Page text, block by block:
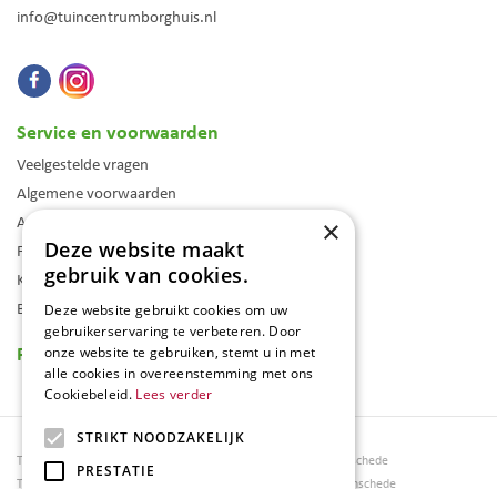
info@tuincentrumborghuis.nl
Service en voorwaarden
Veelgestelde vragen
Algemene voorwaarden
Assortiment
Folder
Klantenkaart
Blog
Reviews
Tuincentrum Borghuis
Tuinmeubels
Tuinmeubels Enschede
Tuinmeubelen Enschede
×
Deze website maakt
gebruik van cookies.
Deze website gebruikt cookies om uw
gebruikerservaring te verbeteren. Door
onze website te gebruiken, stemt u in met
alle cookies in overeenstemming met ons
Cookiebeleid. Lees verder
STRIKT NOODZAKELIJK
PRESTATIE